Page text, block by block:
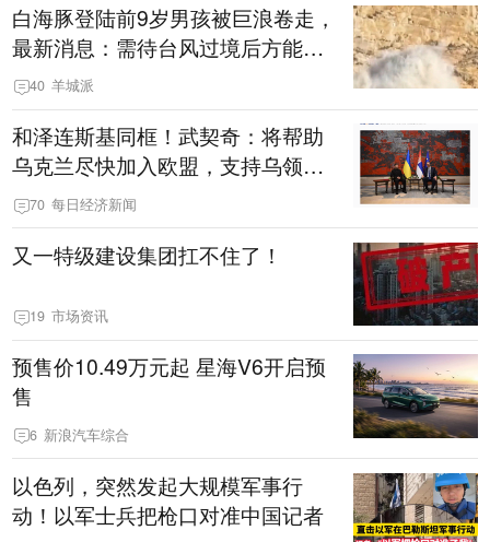
白海豚登陆前9岁男孩被巨浪卷走，
最新消息：需待台风过境后方能推
进海上搜寻
40 羊城派
和泽连斯基同框！武契奇：将帮助
乌克兰尽快加入欧盟，支持乌领土
完整
70 每日经济新闻
又一特级建设集团扛不住了！
19 市场资讯
预售价10.49万元起 星海V6开启预
售
6 新浪汽车综合
以色列，突然发起大规模军事行
动！以军士兵把枪口对准中国记者